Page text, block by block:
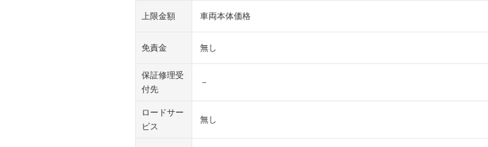
上限金額 車両本体価格
免責金 無し
保証修理受
付先
－
ロードサー
ビス
無し